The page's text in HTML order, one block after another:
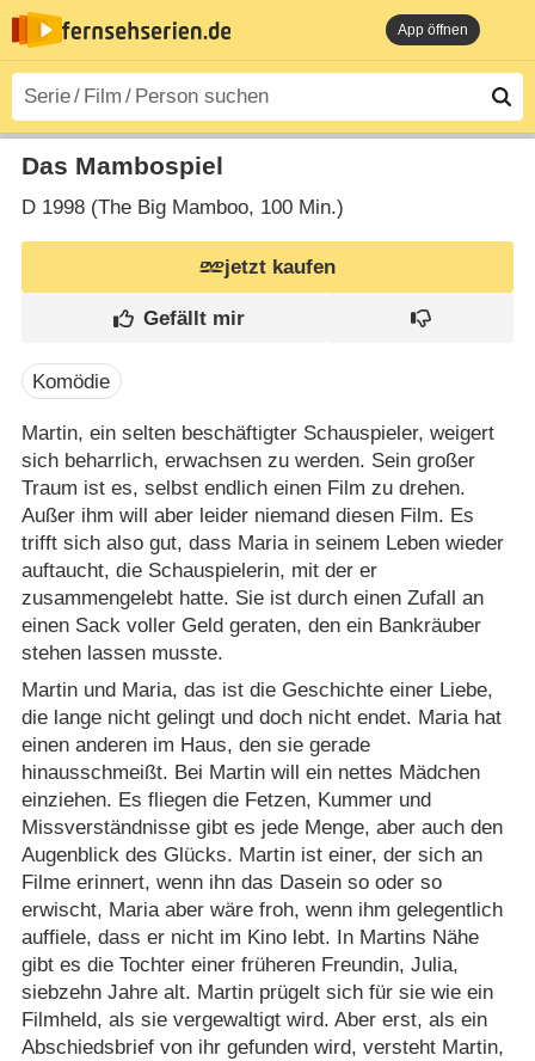
App öffnen
Das Mambospiel
D1998 (The Big Mamboo‎, 100 Min.)
jetzt kaufen
Komödie
Martin, ein selten beschäftigter Schauspieler, weigert
sich beharrlich, erwachsen zu werden. Sein großer
Traum ist es, selbst endlich einen Film zu drehen.
Außer ihm will aber leider niemand diesen Film. Es
trifft sich also gut, dass Maria in seinem Leben wieder
auftaucht, die Schauspielerin, mit der er
zusammengelebt hatte. Sie ist durch einen Zufall an
einen Sack voller Geld geraten, den ein Bankräuber
stehen lassen musste.
Martin und Maria, das ist die Geschichte einer Liebe,
die lange nicht gelingt und doch nicht endet. Maria hat
einen anderen im Haus, den sie gerade
hinausschmeißt. Bei Martin will ein nettes Mädchen
einziehen. Es fliegen die Fetzen, Kummer und
Missverständnisse gibt es jede Menge, aber auch den
Augenblick des Glücks. Martin ist einer, der sich an
Filme erinnert, wenn ihn das Dasein so oder so
erwischt, Maria aber wäre froh, wenn ihm gelegentlich
auffiele, dass er nicht im Kino lebt. In Martins Nähe
gibt es die Tochter einer früheren Freundin, Julia,
siebzehn Jahre alt. Martin prügelt sich für sie wie ein
Filmheld, als sie vergewaltigt wird. Aber erst, als ein
Abschiedsbrief von ihr gefunden wird, versteht Martin,